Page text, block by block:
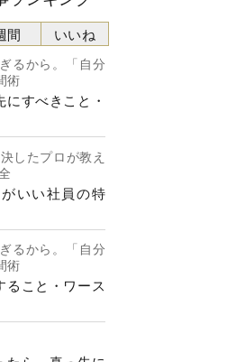
るから。「自分
術
にすべきこと・
したプロが教え
いい社員の特
るから。「自分
術
ること・ワース
間 いいね